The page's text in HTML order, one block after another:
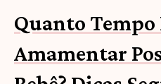
Quanto Tempo
Amamentar